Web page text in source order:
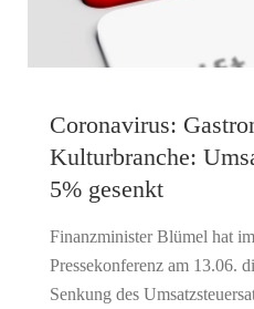
Coronavirus:
Kulturbranche:
5% gesenkt
Finanzminister Blümel hat
Pressekonferenz am 13.06.
Senkung des